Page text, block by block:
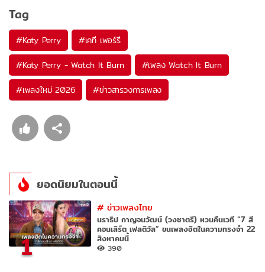
Tag
#Katy Perry #เคที เพอร์รี
#Katy Perry - Watch It Burn #เพลง Watch It Burn
#เพลงใหม่ 2026 #ข่าวสารวงการเพลง
ยอดนิยมในตอนนี้
1
#ข่าวเพลงไทย
นราธิป กาญจนวัฒน์ (วงชาตรี) หวนคืนเวที “7 สี
คอนเสิร์ต เฟสติวัล” ขนเพลงฮิตในความทรงจำ 22
สิงหาคมนี้
390